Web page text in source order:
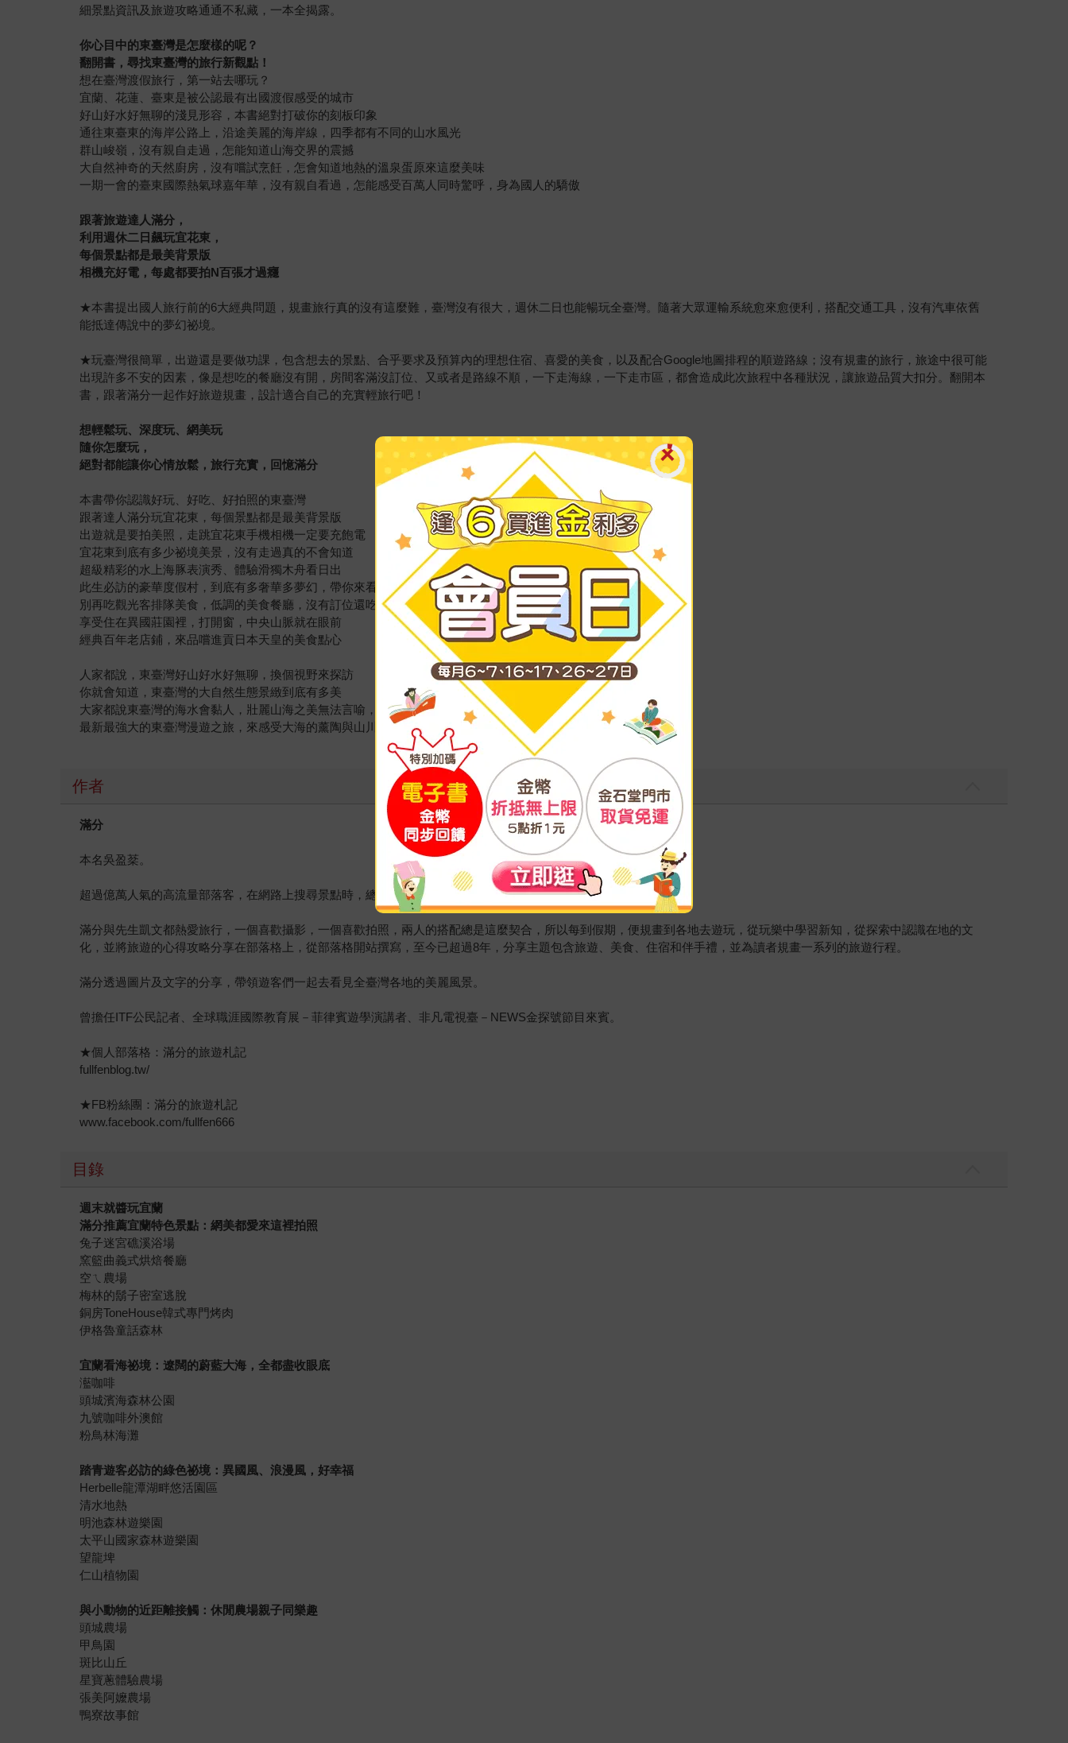
細景點資訊及旅遊攻略通通不私藏，一本全揭露。
你心目中的東臺灣是怎麼樣的呢？
翻開書，尋找東臺灣的旅行新觀點！
想在臺灣渡假旅行，第一站去哪玩？
宜蘭、花蓮、臺東是被公認最有出國渡假感受的城市
好山好水好無聊的淺見形容，本書絕對打破你的刻板印象
通往東臺東的海岸公路上，沿途美麗的海岸線，四季都有不同的山水風光
群山峻嶺，沒有親自走過，怎能知道山海交界的震撼
大自然神奇的天然廚房，沒有嚐試烹飪，怎會知道地熱的溫泉蛋原來這麼美味
一期一會的臺東國際熱氣球嘉年華，沒有親自看過，怎能感受百萬人同時驚呼，身為國人的驕傲
跟著旅遊達人滿分，
利用週休二日飆玩宜花東，
每個景點都是最美背景版
相機充好電，每處都要拍N百張才過癮
★本書提出國人旅行前的6大經典問題，規畫旅行真的沒有這麼難，臺灣沒有很大，週休二日也能暢玩全臺灣。隨著大眾運輸系統愈來愈便利，搭配交通工具，沒有汽車依舊
能抵達傳說中的夢幻祕境。
★玩臺灣很簡單，出遊還是要做功課，包含想去的景點、合乎要求及預算內的理想住宿、喜愛的美食，以及配合Google地圖排程的順遊路線；沒有規畫的旅行，旅途中很可能
出現許多不安的因素，像是想吃的餐廳沒有開，房間客滿沒訂位、又或者是路線不順，一下走海線，一下走市區，都會造成此次旅程中各種狀況，讓旅遊品質大扣分。翻開本
書，跟著滿分一起作好旅遊規畫，設計適合自己的充實輕旅行吧！
想輕鬆玩、深度玩、網美玩
隨你怎麼玩，
絕對都能讓你心情放鬆，旅行充實，回憶滿分
本書帶你認識好玩、好吃、好拍照的東臺灣
跟著達人滿分玩宜花東，每個景點都是最美背景版
出遊就是要拍美照，走跳宜花東手機相機一定要充飽電
宜花東到底有多少祕境美景，沒有走過真的不會知道
超級精彩的水上海豚表演秀、體驗滑獨木舟看日出
此生必訪的豪華度假村，到底有多奢華多夢幻，帶你來看看
別再吃觀光客排隊美食，低調的美食餐廳，沒有訂位還吃不到
享受住在異國莊園裡，打開窗，中央山脈就在眼前
經典百年老店鋪，來品嚐進貢日本天皇的美食點心
人家都說，東臺灣好山好水好無聊，換個視野來探訪
你就會知道，東臺灣的大自然生態景緻到底有多美
大家都說東臺灣的海水會黏人，壯麗山海之美無法言喻，捨不得離開……
最新最強大的東臺灣漫遊之旅，來感受大海的薰陶與山川的崇偉高峻吧！
作者
滿分
本名吳盈棻。
超過億萬人氣的高流量部落客，在網路上搜尋景點時，總會看到滿分滿滿的旅遊文章。
滿分與先生凱文都熱愛旅行，一個喜歡攝影，一個喜歡拍照，兩人的搭配總是這麼契合，所以每到假期，便規畫到各地去遊玩，從玩樂中學習新知，從探索中認識在地的文
化，並將旅遊的心得攻略分享在部落格上，從部落格開站撰寫，至今已超過8年，分享主題包含旅遊、美食、住宿和伴手禮，並為讀者規畫一系列的旅遊行程。
滿分透過圖片及文字的分享，帶領遊客們一起去看見全臺灣各地的美麗風景。
曾擔任ITF公民記者、全球職涯國際教育展－菲律賓遊學演講者、非凡電視臺－NEWS金探號節目來賓。
★個人部落格：滿分的旅遊札記
fullfenblog.tw/
★FB粉絲團：滿分的旅遊札記
www.facebook.com/fullfen666
目錄
週末就醬玩宜蘭
滿分推薦宜蘭特色景點：網美都愛來這裡拍照
兔子迷宮礁溪浴場
窯籃曲義式烘焙餐廳
空ㄟ農場
梅林的鬍子密室逃脫
銅房ToneHouse韓式專門烤肉
伊格魯童話森林
宜蘭看海祕境：遼闊的蔚藍大海，全都盡收眼底
灆咖啡
頭城濱海森林公園
九號咖啡外澳館
粉鳥林海灘
踏青遊客必訪的綠色祕境：異國風、浪漫風，好幸福
Herbelle龍潭湖畔悠活園區
清水地熱
明池森林遊樂園
太平山國家森林遊樂園
望龍埤
仁山植物園
與小動物的近距離接觸：休閒農場親子同樂趣
頭城農場
甲鳥園
斑比山丘
星寶蔥體驗農場
張美阿嬤農場
鴨寮故事館